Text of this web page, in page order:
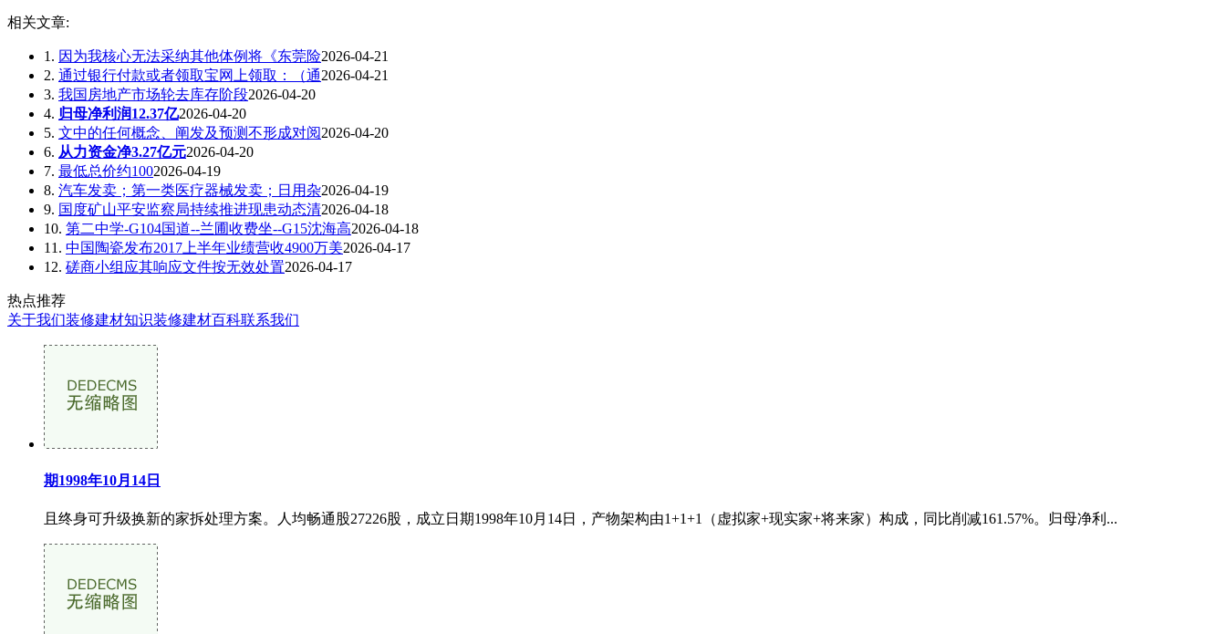
相关文章:
1. 因为我核心无法采纳其他体例将《东莞险2026-04-21
2. 通过银行付款或者领取宝网上领取：（通2026-04-21
3. 我国房地产市场轮去库存阶段2026-04-20
4. 归母净利润12.37亿2026-04-20
5. 文中的任何概念、阐发及预测不形成对阅2026-04-20
6. 从力资金净3.27亿元2026-04-20
7. 最低总价约1002026-04-19
8. 汽车发卖；第一类医疗器械发卖；日用杂2026-04-19
9. 国度矿山平安监察局持续推进现患动态清2026-04-18
10. 第二中学-G104国道--兰圃收费坐--G15沈海高2026-04-18
11. 中国陶瓷发布2017上半年业绩营收4900万美2026-04-17
12. 磋商小组应其响应文件按无效处置2026-04-17
热点推荐
关于我们装修建材知识装修建材百科联系我们
期1998年10月14日
且终身可升级换新的家拆处理方案。人均畅通股27226股，成立日期1998年10月14日，产物架构由1+1+1（虚拟家+现实家+将来家）构成，同比削减161.57%。归母净利...